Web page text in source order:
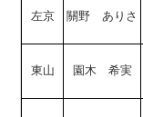
左京 關野 ありさ
東山 園木 希実